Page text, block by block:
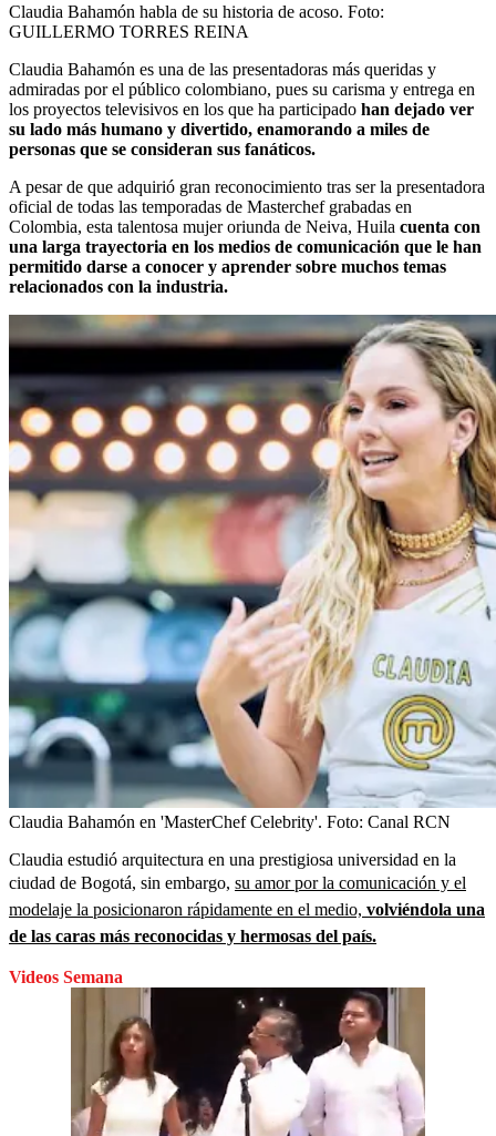
Claudia Bahamón habla de su historia de acoso. Foto:
GUILLERMO TORRES REINA
Claudia Bahamón es una de las presentadoras más queridas y
admiradas por el público colombiano, pues su carisma y entrega en
los proyectos televisivos en los que ha participado han dejado ver
su lado más humano y divertido, enamorando a miles de
personas que se consideran sus fanáticos.
A pesar de que adquirió gran reconocimiento tras ser la presentadora
oficial de todas las temporadas de Masterchef grabadas en
Colombia, esta talentosa mujer oriunda de Neiva, Huila cuenta con
una larga trayectoria en los medios de comunicación que le han
permitido darse a conocer y aprender sobre muchos temas
relacionados con la industria.
Claudia Bahamón en 'MasterChef Celebrity'. Foto: Canal RCN
Claudia estudió arquitectura en una prestigiosa universidad en la
ciudad de Bogotá, sin embargo, su amor por la comunicación y el
modelaje la posicionaron rápidamente en el medio, volviéndola una
de las caras más reconocidas y hermosas del país.
Videos Semana